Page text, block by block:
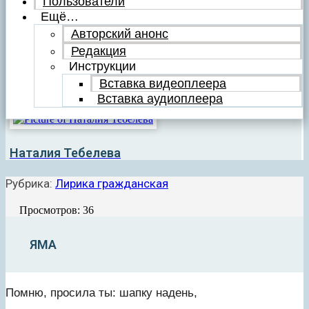
Ещё…
Авторский анонс
Редакция
Инструкции
Вставка видеоплеера
Вставка аудиоплеера
Наталия Тебелева
Рубрика: Лирика гражданская
Просмотров: 36
ЯМА
Помню, просила ты: шапку надень,